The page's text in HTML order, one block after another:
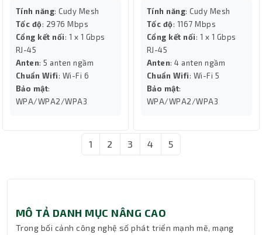
Tính năng: Cudy Mesh
Tốc độ: 2976 Mbps
Cổng kết nối: 1 x 1 Gbps
RJ-45
Anten: 5 anten ngầm
Chuẩn Wifi: Wi-Fi 6
Bảo mật:
WPA/WPA2/WPA3
Tính năng: Cudy Mesh
Tốc độ: 1167 Mbps
Cổng kết nối: 1 x 1 Gbps
RJ-45
Anten: 4 anten ngầm
Chuẩn Wifi: Wi-Fi 5
Bảo mật:
WPA/WPA2/WPA3
1 2 3 4 5
MÔ TẢ DANH MỤC NÂNG CAO
Trong bối cảnh công nghệ số phát triển mạnh mẽ, mạng